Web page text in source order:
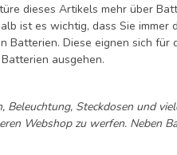
dieses Artikels mehr über
ist es wichtig, dass Sie
Batterien. Diese eignen sich
ausgehen.
Beleuchtung, Steckdosen und
Webshop zu werfen. Neben